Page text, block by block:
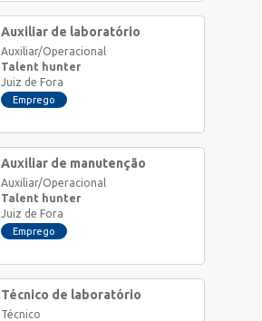
Auxiliar de laboratório
Auxiliar/Operacional
Talent hunter
Juiz de Fora
Emprego
Auxiliar de manutenção
Auxiliar/Operacional
Talent hunter
Juiz de Fora
Emprego
Técnico de laboratório
Técnico